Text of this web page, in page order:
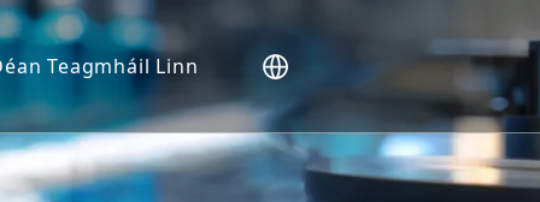
(NHP).
Teagmháil Linn